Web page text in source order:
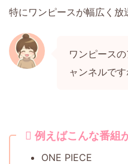
特にワンピースが幅広く放
ワンピース
ャンネルです
例えばこんな番組
ONE PIECE